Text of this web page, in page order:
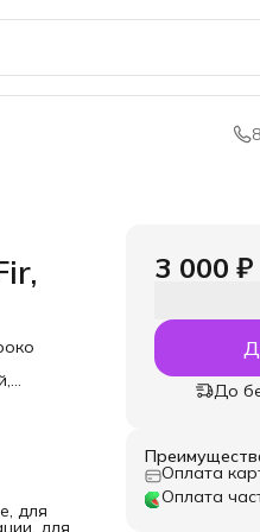
в
для
для
3 000 ₽
До
Оплата
Оплата